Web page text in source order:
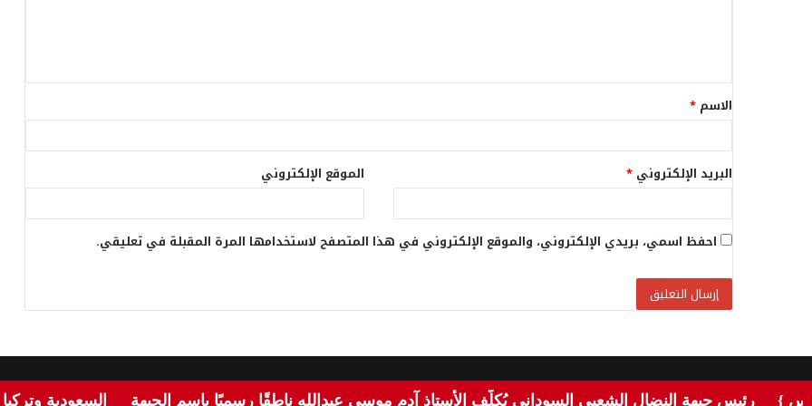
ق
*
الاسم *
البريد الإلكتروني * الموقع الإلكتروني
احفظ اسمي، بريدي الإلكتروني، والموقع الإلكتروني في هذا المتصفح لاستخدامها المرة المقبلة في تعليقي.
عين اخبار الوطن الحر| تصميم وبرمجة zainture IT
رئيس جبهة النضال الشعبي السوداني يُكلّف الأستاذ آدم موسى عبدالله ناطقًا رسميًا باسم الجبهة السعودية وتركيا